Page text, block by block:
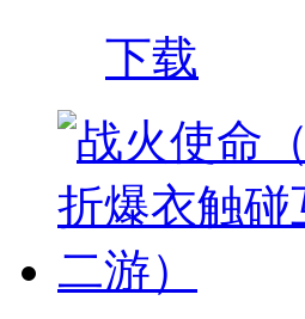
下载